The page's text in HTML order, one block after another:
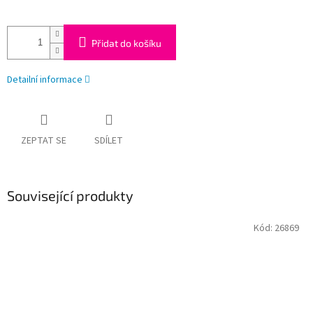
Přidat do košíku
Detailní informace
ZEPTAT SE SDÍLET
Související produkty
Kód: 26869